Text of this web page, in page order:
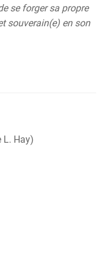
se forger sa propre
souverain(e) en son
L. Hay)